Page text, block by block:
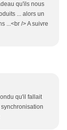
qu'ils nous
... alors un
...<br /> A suivre
qu'il fallait